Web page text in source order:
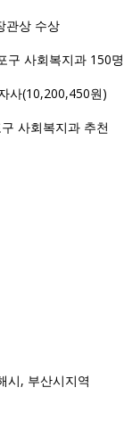
관상 수상
구 사회복지과 150
사(10,200,450원)
사회복지과 추천
시, 부산시지역